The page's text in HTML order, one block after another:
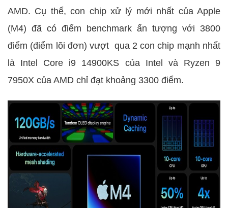
AMD. Cụ thể, con chip xử lý mới nhất của Apple
(M4) đã có điểm benchmark ấn tượng với 3800
điểm (điểm lõi đơn) vượt qua 2 con chip mạnh nhất
là Intel Core i9 14900KS của Intel và Ryzen 9
7950X của AMD chỉ đạt khoảng 3300 điểm.